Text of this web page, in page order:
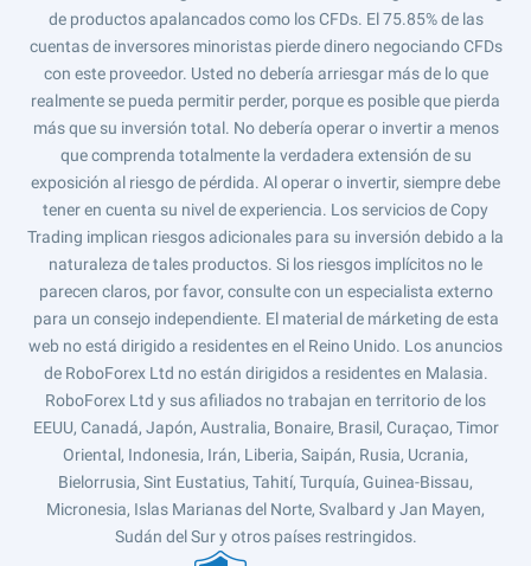
de productos apalancados como los CFDs. El 75.85% de las
cuentas de inversores minoristas pierde dinero negociando CFDs
con este proveedor. Usted no debería arriesgar más de lo que
realmente se pueda permitir perder, porque es posible que pierda
más que su inversión total. No debería operar o invertir a menos
que comprenda totalmente la verdadera extensión de su
exposición al riesgo de pérdida. Al operar o invertir, siempre debe
tener en cuenta su nivel de experiencia. Los servicios de Copy
Trading implican riesgos adicionales para su inversión debido a la
naturaleza de tales productos. Si los riesgos implícitos no le
parecen claros, por favor, consulte con un especialista externo
para un consejo independiente. El material de márketing de esta
web no está dirigido a residentes en el Reino Unido. Los anuncios
de RoboForex Ltd no están dirigidos a residentes en Malasia.
RoboForex Ltd y sus afiliados no trabajan en territorio de los
EEUU, Canadá, Japón, Australia, Bonaire, Brasil, Curaçao, Timor
Oriental, Indonesia, Irán, Liberia, Saipán, Rusia, Ucrania,
Bielorrusia, Sint Eustatius, Tahití, Turquía, Guinea-Bissau,
Micronesia, Islas Marianas del Norte, Svalbard y Jan Mayen,
Sudán del Sur y otros países restringidos.